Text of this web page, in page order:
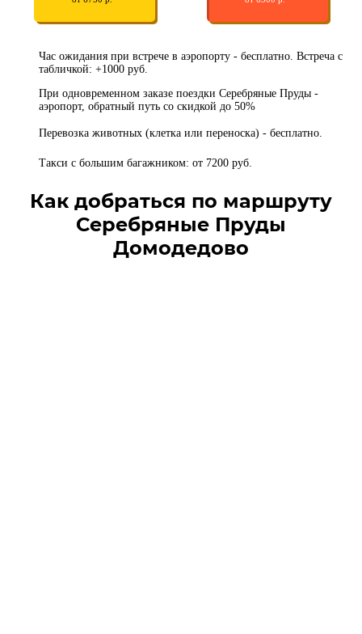
Час ожидания при встрече в аэропорту - бесплатно. Встреча с
табличкой: +1000 руб.
При одновременном заказе поездки Серебряные Пруды -
аэропорт, обратный путь со скидкой до 50%
Перевозка животных (клетка или переноска) - бесплатно.
Такси с большим багажником: от 7200 руб.
Как добраться по маршруту
Серебряные Пруды
Домодедово